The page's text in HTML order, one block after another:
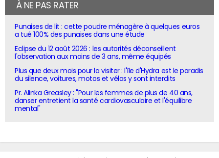
À NE PAS RATER
Punaises de lit : cette poudre ménagère à quelques euros
a tué 100% des punaises dans une étude
Eclipse du 12 août 2026 : les autorités déconseillent
l'observation aux moins de 3 ans, même équipés
Plus que deux mois pour la visiter : l'île d'Hydra est le paradis
du silence, voitures, motos et vélos y sont interdits
Pr. Alinka Greasley : "Pour les femmes de plus de 40 ans,
danser entretient la santé cardiovasculaire et l'équilibre
mental"